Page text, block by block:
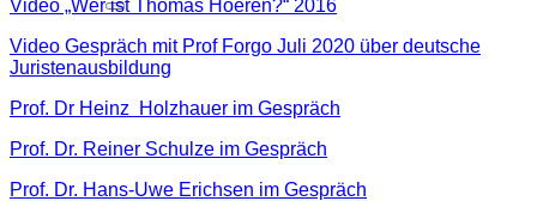
Video „Wer ist Thomas Hoeren?“ 2016
Video Gespräch mit Prof Forgo Juli 2020 über deutsche
Juristenausbildung
Prof. Dr Heinz Holzhauer im Gespräch
Prof. Dr. Reiner Schulze im Gespräch
Prof. Dr. Hans-Uwe Erichsen im Gespräch